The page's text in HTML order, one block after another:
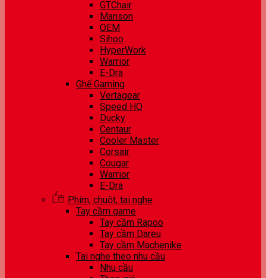
GTChair
Manson
OEM
Sihoo
HyperWork
Warrior
E-Dra
Ghế Gaming
Vertagear
Speed HQ
Ducky
Centaur
Cooler Master
Corsair
Cougar
Warrior
E-Dra
Phím, chuột, tai nghe
Tay cầm game
Tay cầm Rapoo
Tay cầm Dareu
Tay cầm Machenike
Tai nghe theo nhu cầu
Nhu cầu